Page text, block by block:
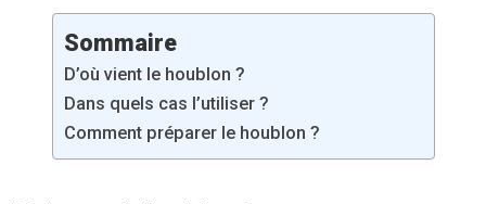
Sommaire
D’où vient le houblon ?
Dans quels cas l’utiliser ?
Comment préparer le houblon ?